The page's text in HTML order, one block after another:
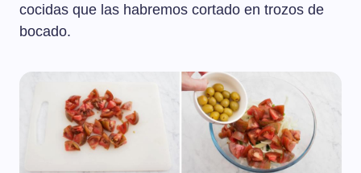
cocidas que las habremos cortado en trozos de
bocado.